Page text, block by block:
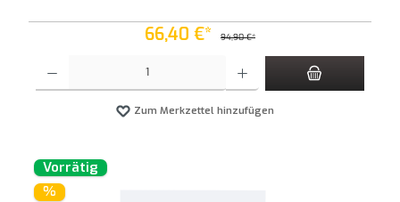
66,40 €* 94,90 €*
Zum Merkzettel hinzufügen
Vorrätig
%